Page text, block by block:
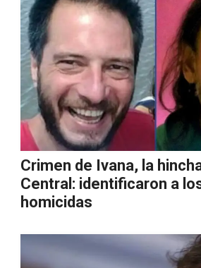
Crimen de Ivana, la
Central: identificaron a
homicidas